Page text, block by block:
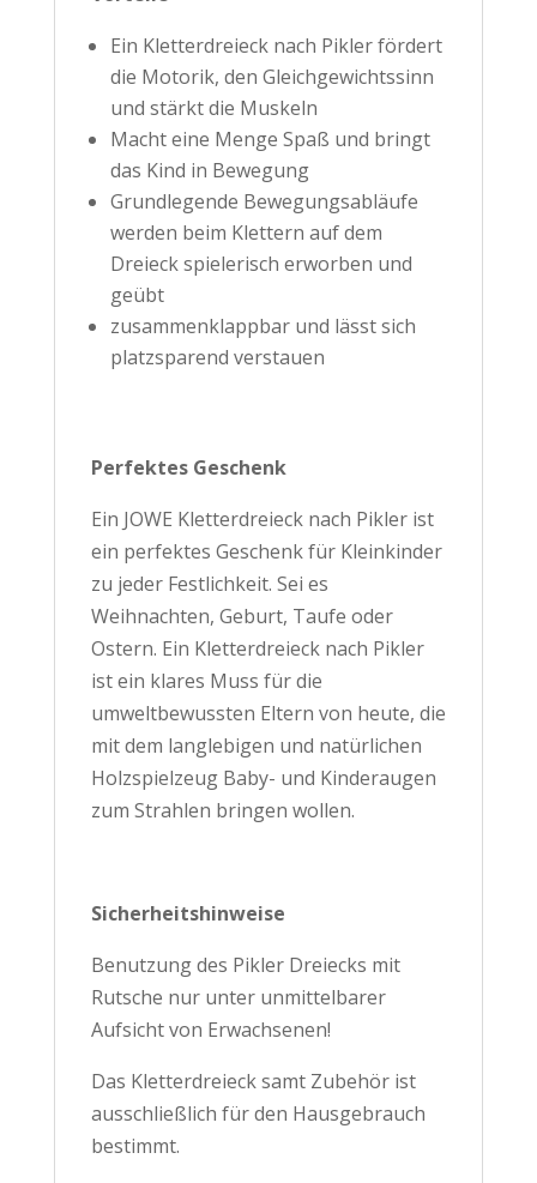
Ein Kletterdreieck nach Pikler fördert
die Motorik, den Gleichgewichtssinn
und stärkt die Muskeln
Macht eine Menge Spaß und bringt
das Kind in Bewegung
Grundlegende Bewegungsabläufe
werden beim Klettern auf dem
Dreieck spielerisch erworben und
geübt
zusammenklappbar und lässt sich
platzsparend verstauen
Perfektes Geschenk
Ein JOWE Kletterdreieck nach Pikler ist
ein perfektes Geschenk für Kleinkinder
zu jeder Festlichkeit. Sei es
Weihnachten, Geburt, Taufe oder
Ostern. Ein Kletterdreieck nach Pikler
ist ein klares Muss für die
umweltbewussten Eltern von heute, die
mit dem langlebigen und natürlichen
Holzspielzeug Baby- und Kinderaugen
zum Strahlen bringen wollen.
Sicherheitshinweise
Benutzung des Pikler Dreiecks mit
Rutsche nur unter unmittelbarer
Aufsicht von Erwachsenen!
Das Kletterdreieck samt Zubehör ist
ausschließlich für den Hausgebrauch
bestimmt.